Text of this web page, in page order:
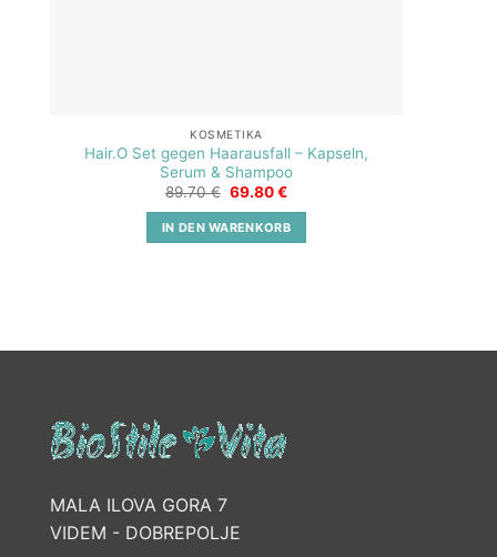
KOSMETIKA
Hair.O Set gegen Haarausfall – Kapseln,
Serum & Shampoo
89.70€ Ursprünglicher
war:
89.70 €
69.80€Aktueller
ist:
69.80 €.
IN DEN WARENKORB
MALA ILOVA GORA 7
VIDEM - DOBREPOLJE